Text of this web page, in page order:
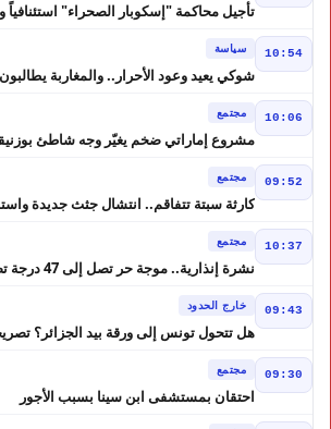
تأجيل محاكمة "إسكوبار الصحراء" استئنافياً
10:54 سياسة
شوكي يعيد وعود الأحرار.. والمغاربة يطالبون
10:06 مجتمع
مشروع إماراتي ضخم يغيّر وجه شاطئ
09:52 مجتمع
كارثة سبتة تتفاقم.. انتشال جثث جديدة
10:37 مجتمع
نشرة
09:43 خارج الحدود
هل تتحول تونس إلى ورقة بيد الجزائر؟
09:30 مجتمع
احتقان بمستشفى ابن سينا بسبب الأجور